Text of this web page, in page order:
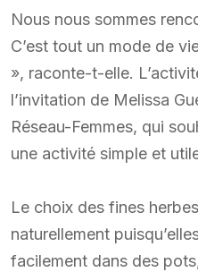
Nous nous sommes
C’est tout un mode de
», raconte-t-elle.
l’invitation de Melissa
Réseau-Femmes, qui
une activité simple et
Le choix des fines
naturellement
facilement dans des